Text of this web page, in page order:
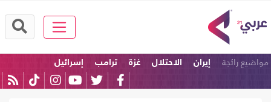
مواضيع رائجة إيران الاحتلال غزة ترامب
إسرائيل